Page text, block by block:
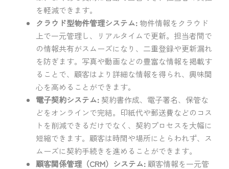
を軽減できます。
クラウド型物件管理システム: 物件情報をクラウド
上で一元管理し、リアルタイムで更新。担当者間で
の情報共有がスムーズになり、二重登録や更新漏れ
を防ぎます。写真や動画などの豊富な情報を掲載す
ることで、顧客はより詳細な情報を得られ、興味関
心を高めることができます。
電子契約システム: 契約書作成、電子署名、保管な
どをオンラインで完結。印紙代や郵送費などのコス
トを削減できるだけでなく、契約プロセスを大幅に
短縮できます。顧客は時間や場所にとらわれず、ス
ムーズに契約手続きを進めることができます。
顧客関係管理（CRM）システム: 顧客情報を一元管